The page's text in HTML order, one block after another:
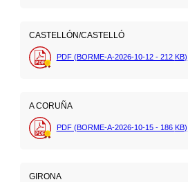
CASTELLÓN/CASTELLÓ
PDF (BORME-A-2026-10-12 - 212 KB)
A CORUÑA
PDF (BORME-A-2026-10-15 - 186 KB)
GIRONA